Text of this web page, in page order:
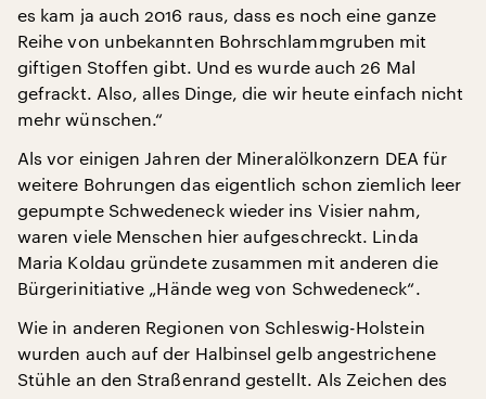
es kam ja auch 2016 raus, dass es noch eine ganze
Reihe von unbekannten Bohrschlammgruben mit
giftigen Stoffen gibt. Und es wurde auch 26 Mal
gefrackt. Also, alles Dinge, die wir heute einfach nicht
mehr wünschen.“
Als vor einigen Jahren der Mineralölkonzern DEA für
weitere Bohrungen das eigentlich schon ziemlich leer
gepumpte Schwedeneck wieder ins Visier nahm,
waren viele Menschen hier aufgeschreckt. Linda
Maria Koldau gründete zusammen mit anderen die
Bürgerinitiative „Hände weg von Schwedeneck“.
Wie in anderen Regionen von Schleswig-Holstein
wurden auch auf der Halbinsel gelb angestrichene
Stühle an den Straßenrand gestellt. Als Zeichen des